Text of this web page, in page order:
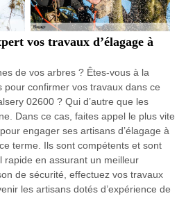
vos travaux d’élagage à
de vos arbres ? Êtes-vous à la
pour confirmer vos travaux dans ce
02600 ? Qui d’autre que les
Dans ce cas, faites appel le plus vite
engager ses artisans d’élagage à
terme. Ils sont compétents et sont
rapide en assurant un meilleur
de sécurité, effectuez vos travaux
les artisans dotés d’expérience de